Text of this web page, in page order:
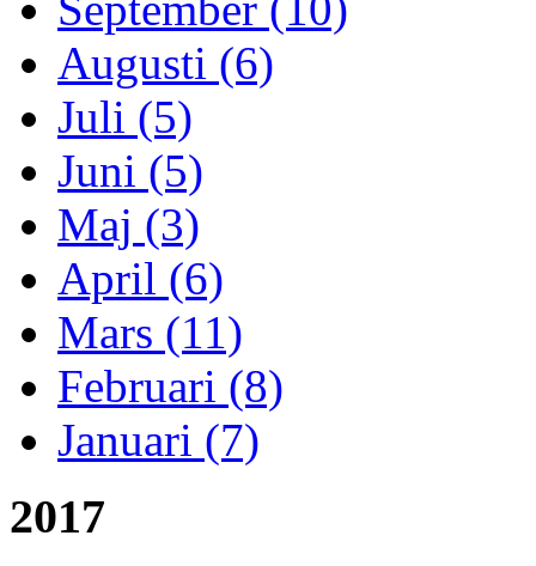
Augusti (6)
Juli (5)
Juni (5)
Maj (3)
April (6)
Mars (11)
Februari (8)
Januari (7)
2017